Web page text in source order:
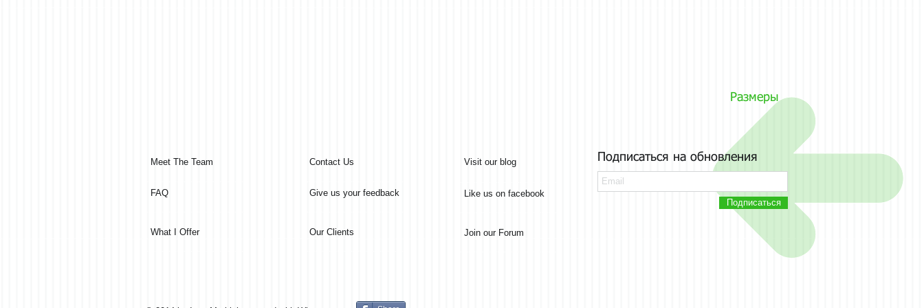
Размеры
Meet The Team
FAQ
What I Offer
Contact Us
Give us your feedback
Our Clients
Visit our blog
Like us on facebook
Join our Forum
Подписаться на обновления
Подписаться